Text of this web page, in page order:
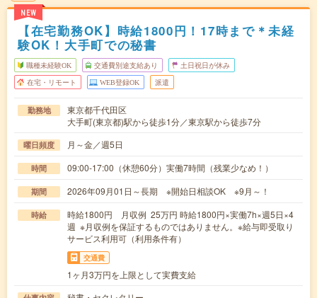
NEW
【在宅勤務OK】時給1800円！17時まで＊未経
験OK！大手町での秘書
職種未経験OK 交通費別途支給あり 土日祝日が休み
在宅・リモート WEB登録OK 派遣
勤務地
東京都千代田区
大手町(東京都)駅から徒歩1分／東京駅から徒歩7分
曜日頻度 月～金／週5日
時間 09:00-17:00（休憩60分）実働7時間（残業少なめ！）
期間 2026年09月01日～長期 ※開始日相談OK ※9月～！
時給
時給1800円 月収例 25万円 時給1800円×実働7h×週5日×4
週 ※月収例を保証するものではありません。※給与即受取り
サービス利用可（利用条件有）
交通費
1ヶ月3万円を上限として実費支給